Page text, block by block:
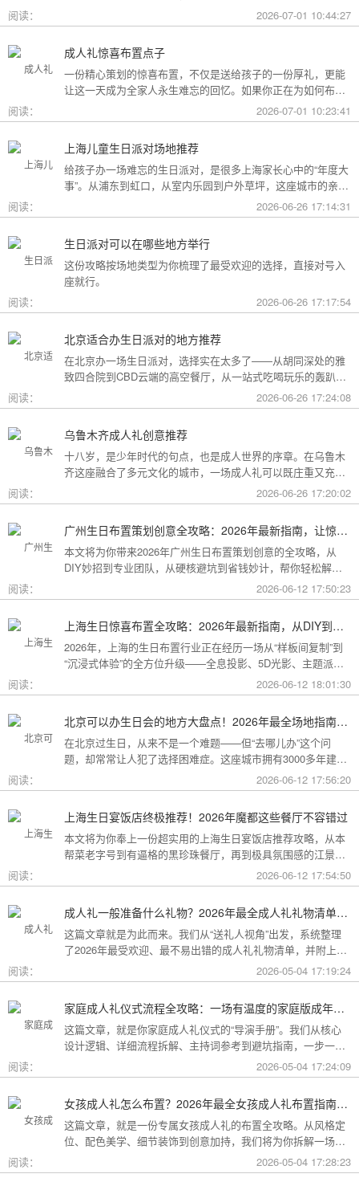
用构成参考，你可以看看哪种更贴合自己的情况。
阅读： 2026-07-01 10:44:27
成人礼惊喜布置点子
一份精心策划的惊喜布置，不仅是送给孩子的一份厚礼，更能
让这一天成为全家人永生难忘的回忆。如果你正在为如何布置
而头疼，不妨收下这份成人礼惊喜布置全攻略，从主题风格到
细节创意，帮你打造一场仪式感爆棚的成年盛典。
阅读： 2026-07-01 10:23:41
上海儿童生日派对场地推荐
给孩子办一场难忘的生日派对，是很多上海家长心中的“年度大
事”。从浦东到虹口，从室内乐园到户外草坪，这座城市的亲子
友好型场地选择越来越丰富。不过场地多了，选择也成了难
题。这份攻略按类型为你盘点了上海热门的儿童生日派对场
阅读： 2026-06-26 17:14:31
生日派对可以在哪些地方举行
这份攻略按场地类型为你梳理了最受欢迎的选择，直接对号入
座就行。
阅读：
2026-06-26 17:17:54
北京适合办生日派对的地方推荐
在北京办一场生日派对，选择实在太多了——从胡同深处的雅
致四合院到CBD云端的高空餐厅，从一站式吃喝玩乐的轰趴别
墅到充满野趣的京郊草坪。为了让你快速找到最心仪的那一
个，我把不同类型的场地分好了类，直接对号入座就行。
阅读： 2026-06-26 17:24:08
乌鲁木齐成人礼创意推荐
十八岁，是少年时代的句点，也是成人世界的序章。在乌鲁木
齐这座融合了多元文化的城市，一场成人礼可以既庄重又充满
创意。这份攻略为你梳理了从传统仪式到现代派对的多种可
能，希望能帮你找到最独特的那一种。
阅读： 2026-06-26 17:20:02
广州生日布置策划创意全攻略：2026年最新指南，让惊喜成为最难忘的记忆
本文将为你带来2026年广州生日布置策划创意的全攻略，从
DIY妙招到专业团队，从硬核避坑到省钱妙计，帮你轻松解锁
阅读： 2026-06-12 17:50:23
上海生日惊喜布置全攻略：2026年最新指南，从DIY到专业策划一站搞定
2026年，上海的生日布置行业正在经历一场从“样板间复制”到
“沉浸式体验”的全方位升级——全息投影、5D光影、主题派对
套餐层出不穷。本文将为你带来上海生日惊喜布置的2026年最
新全攻略，从低成本DIY到高端定制，从惊喜创意到趋势解
阅读： 2026-06-12 18:01:30
北京可以办生日会的地方大盘点！2026年最全场地指南，总有一款适合你
在北京过生日，从来不是一个难题——但“去哪儿办”这个问
题，却常常让人犯了选择困难症。这座城市拥有3000多年建城
史，既有恢弘大气的皇家园林、典雅别致的胡同四合院，也有
摩登时尚的CBD高空餐厅、融合传统与现代的潮人打卡地。无
友圈的派对，还是带小朋友度过一个充满童趣的生日，这篇
2026年北京生日会场地全指南都能帮你找到答案！
阅读： 2026-06-12 17:56:20
上海生日宴饭店终极推荐！2026年魔都这些餐厅不容错过
本文将为你奉上一份超实用的上海生日宴饭店推荐攻略，从本
帮菜老字号到有逼格的黑珍珠餐厅，再到极具氛围感的江景私
房餐厅，全方位承包你的生日派对需求，相信一定能解决你的
挑选难题！
阅读： 2026-06-12 17:54:50
成人礼一般准备什么礼物？2026年最全成人礼礼物清单：父母、长辈、朋友一篇搞定
这篇文章就是为此而来。我们从“送礼人视角”出发，系统整理
了2026年最受欢迎、最不易出错的成人礼礼物清单，并附上挑
选逻辑和避坑指南，帮你用一份恰到好处的心意，为孩子（或
朋友）的18岁写下最温暖的注脚。
阅读： 2026-05-04 17:19:24
家庭成人礼仪式流程全攻略：一场有温度的家庭版成年加冕仪式
这篇文章，就是你家庭成人礼仪式的“导演手册”。我们从核心
设计逻辑、详细流程拆解、主持词参考到避坑指南，一步一步
帮你在家里，为18岁的孩子完成一场笑泪交织、铭记终生的成
年加冕。
阅读： 2026-05-04 17:24:09
女孩成人礼怎么布置？2026年最全女孩成人礼布置指南：从梦幻公主风到酷飒个性范，打造专属她的成年盛典
这篇文章，就是一份专属女孩成人礼的布置全攻略。从风格定
位、配色美学、细节装饰到创意加持，我们将为你拆解一场值
得她铭记一生的成人礼，究竟该如何打造。
阅读： 2026-05-04 17:28:23